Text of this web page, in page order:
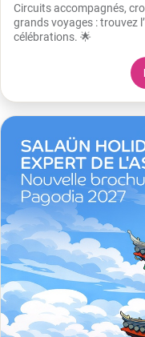
Circuits accompagnés,
grands voyages : trouvez
célébrations. 🌟